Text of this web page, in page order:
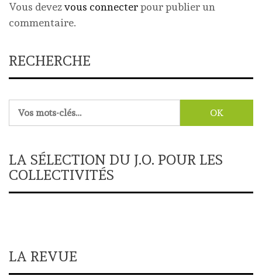
Vous devezvous connecterpour publier un
commentaire.
RECHERCHE
LA SÉLECTION DU J.O. POUR LES
COLLECTIVITÉS
LA REVUE